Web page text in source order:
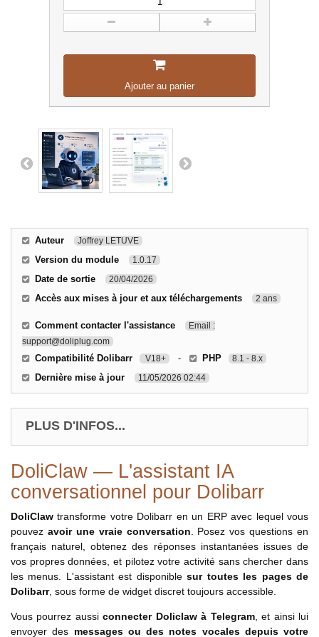
Ajouter au panier
Auteur Joffrey LETUVE
Version du module 1.0.17
Date de sortie 20/04/2026
Accès aux mises à jour et aux téléchargements 2 ans
Comment contacter l'assistance
Email :
support@doliplug.com
Compatibilité Dolibarr V18+ - PHP 8.1 - 8.x
Dernière mise à jour 11/05/2026 02:44
PLUS D'INFOS...
DoliClaw — L'assistant IA
conversationnel pour Dolibarr
DoliClaw transforme votre Dolibarr en un ERP avec lequel vous
pouvez avoir une vraie conversation. Posez vos questions en
français naturel, obtenez des réponses instantanées issues de
vos propres données, et pilotez votre activité sans chercher dans
les menus. L'assistant est disponiblesur toutes les pages de
Dolibarr, sous forme de widget discret toujours accessible.
Vous pourrez aussiconnecter Doliclaw à Telegram, et ainsi lui
envoyer des messages ou des notes vocales depuis votre